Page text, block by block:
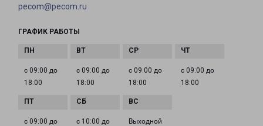
pecom@pecom.ru
ГРАФИК РАБОТЫ
с 09:00 до
18:00
с 09:00 до
18:00
с 09:00 до
18:00
с 09:00 до
18:00
с 09:00 до
с 10:00 до
Выходной